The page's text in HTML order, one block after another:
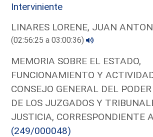
Interviniente
LINARES LORENE, JUAN
(02:56:25 a 03:00:36)
MEMORIA SOBRE EL ESTADO,
FUNCIONAMIENTO Y
CONSEJO GENERAL DEL
DE LOS JUZGADOS Y
JUSTICIA, CORRESPONDIENTE
(249/000048)